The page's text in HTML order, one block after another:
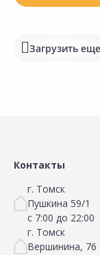
Загрузить еще
Контакты
г. Томск
Пушкина 59/1
с 7:00 до 22:00
г. Томск
Вершинина, 76